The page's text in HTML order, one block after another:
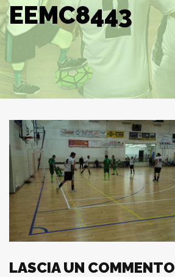
EEMC8443
LASCIA UN COMMENTO